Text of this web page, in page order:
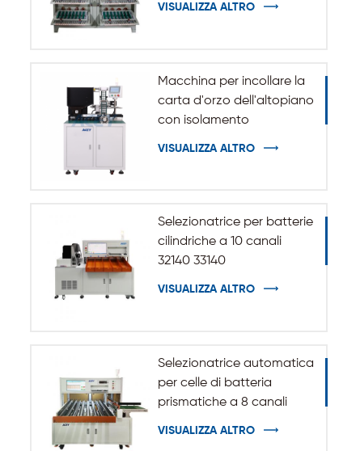
VISUALIZZA ALTRO
Macchina per incollare la
carta d'orzo dell'altopiano
con isolamento
VISUALIZZA ALTRO
Selezionatrice per batterie
cilindriche a 10 canali
32140 33140
VISUALIZZA ALTRO
Selezionatrice automatica
per celle di batteria
prismatiche a 8 canali
VISUALIZZA ALTRO